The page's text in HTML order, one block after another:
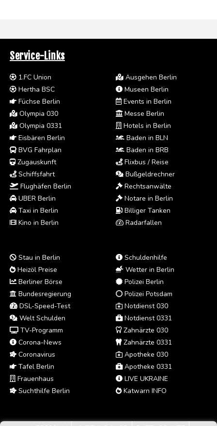
Service-Links
1.FC Union
Hertha BSC
Füchse Berlin
Olympia 030
Olympia 0331
Eisbären Berlin
BVG Fahrplan
Zugauskunft
Schiffsfahrt
Flughäfen Berlin
UBER Berlin
Taxi in Berlin
Kino in Berlin
Ausgehen Berlin
Museen Berlin
Events in Berlin
Messe Berlin
Hotels in Berlin
Baden in BLN
Baden in BRB
Flixbus / Reise
Bußgeldrechner
Rechtsanwälte
Notare in Berlin
Billiger Tanken
Radarfallen
Stau in Berlin
Heizöl Preise
Berliner Börse
Bundesregierung
DSL-Speed-Test
Welt Schulden
TV-Programm
Corona-News
Coronavirus
Tafel Berlin
Frauenhaus
Suchthilfe Berlin
Schuldenhilfe
Wetter in Berlin
Polizei Berlin
Polizei Potsdam
Notdienst 030
Notdienst 0331
Zahnärzte 030
Zahnärzte 0331
Apotheke 030
Apotheke 0331
LIVE UKRAINE
Katwarn INFO